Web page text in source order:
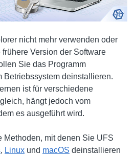
nicht mehr verwenden oder
Version der Software
Sie das Programm
Betriebssystem deinstallieren.
ist für verschiedene
hängt jedoch vom
es ausgeführt wird.
Methoden, mit denen Sie UFS
, Linux und macOS deinstallieren